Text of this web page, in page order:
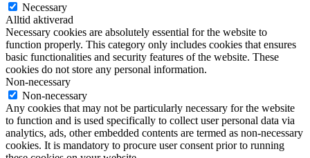
Necessary
Alltid aktiverad
Necessary cookies are absolutely essential for the website to
function properly. This category only includes cookies that ensures
basic functionalities and security features of the website. These
cookies do not store any personal information.
Non-necessary
Non-necessary
Any cookies that may not be particularly necessary for the website
to function and is used specifically to collect user personal data via
analytics, ads, other embedded contents are termed as non-necessary
cookies. It is mandatory to procure user consent prior to running